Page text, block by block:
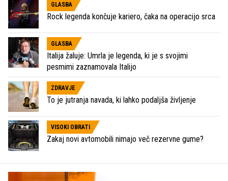
GLASBA
Rock legenda končuje kariero, čaka na operacijo srca
GLASBA
Italija žaluje: Umrla je legenda, ki je s svojimi
pesmimi zaznamovala Italijo
ZDRAVJE
To je jutranja navada, ki lahko podaljša življenje
VISOKI OBRATI
Zakaj novi avtomobili nimajo več rezervne gume?